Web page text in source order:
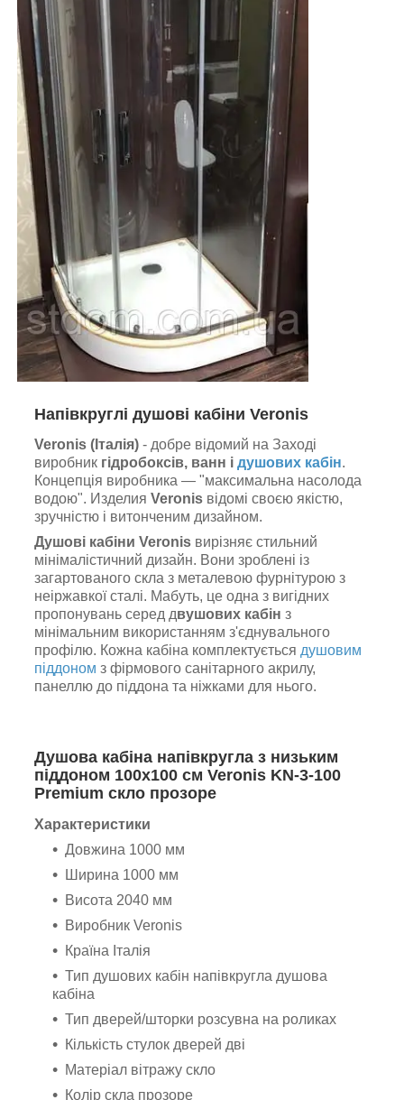
Душова кабіна напівкругла з низьким
піддоном 100х100 см Veronis KN-3-100
Premium скло прозоре
Характеристики
Довжина 1000 мм
Ширина 1000 мм
Висота 2040 мм
Виробник Veronis
Країна Італія
Тип душових кабін напівкругла душова
кабіна
Тип дверей/шторки розсувна на роликах
Кількість стулок дверей дві
Матеріал вітражу скло
Колір скла прозоре
Напівкруглі душові кабіни Veronis
Veronis (Італія) - добре відомий на Заході
виробник гідробоксів, ванн і душових кабін.
Концепція виробника — "максимальна насолода
водою". Изделия Veronis відомі своєю якістю,
зручністю і витонченим дизайном.
Душові кабіни Veronis вирізняє стильний
мінімалістичний дизайн. Вони зроблені із
загартованого скла з металевою фурнітурою з
неіржавкої сталі. Мабуть, це одна з вигідних
пропонувань серед двушових кабін з
мінімальним використанням з'єднувального
профілю. Кожна кабіна комплектується душовим
піддоном з фірмового санітарного акрилу,
панеллю до піддона та ніжками для нього.